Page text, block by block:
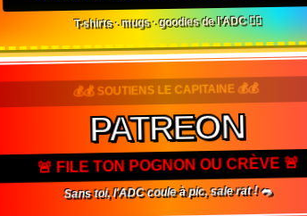
T-shirts · mugs · goodies de l'ADC 🏴‍☠️
💰💰 SOUTIENS LE CAPITAINE 💰💰
PATREON
🚨 FILE TON POGNON OU CRÈVE 🚨
Sans toi, l'ADC coule à pic, sale rat ! 🐀